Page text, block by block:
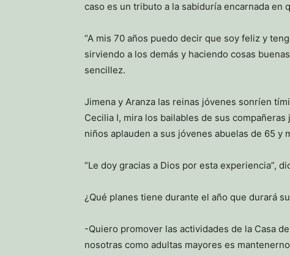
caso es un tributo a la sabiduría encarnada
“A mis 70 años puedo decir que soy feliz y
sirviendo a los demás y haciendo cosas
sencillez.
Jimena y Aranza las reinas jóvenes sonríen
Cecilia I, mira los bailables de sus
niños aplauden a sus jóvenes abuelas de 65 y
“Le doy gracias a Dios por esta experiencia”,
¿Qué planes tiene durante el año que durará
-Quiero promover las actividades de la Casa
nosotras como adultas mayores es